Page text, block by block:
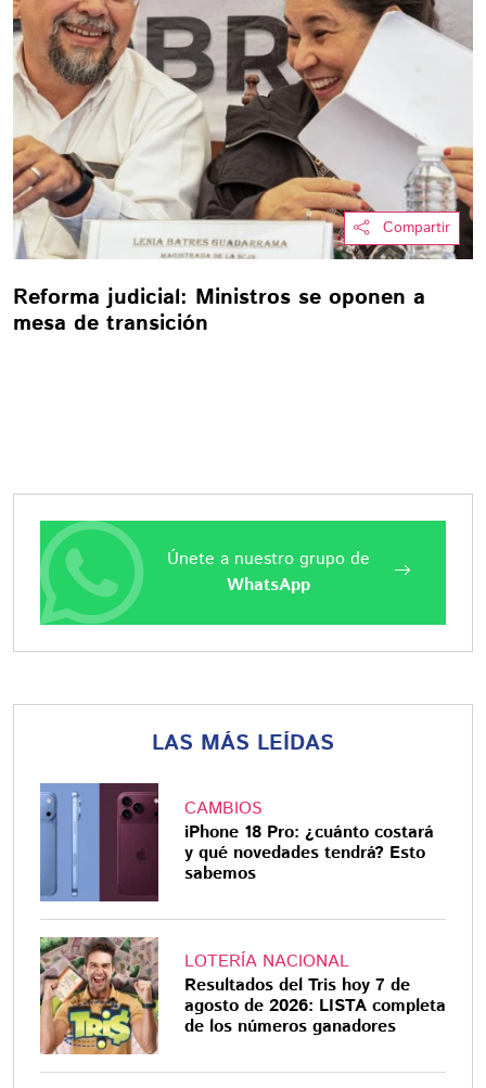
Compartir
Reforma judicial: Ministros se oponen a
mesa de transición
Únete a nuestro grupo de
WhatsApp
LAS MÁS LEÍDAS
CAMBIOS
iPhone 18 Pro: ¿cuánto costará
y qué novedades tendrá? Esto
sabemos
LOTERÍA NACIONAL
Resultados del Tris hoy 7 de
agosto de 2026: LISTA completa
de los números ganadores